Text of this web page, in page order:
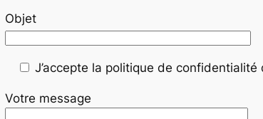
Objet
J’accepte la politique de confidentialité
Votre message